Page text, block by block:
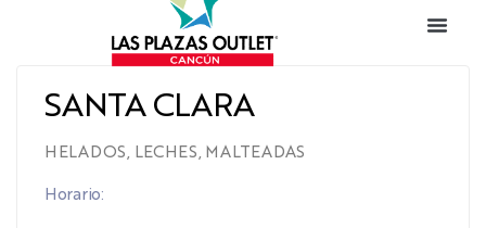
SANTA CLARA
HELADOS, LECHES, MALTEADAS
Horario: